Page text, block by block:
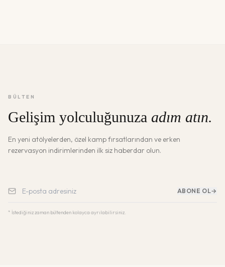
BÜLTEN
Gelişim yolculuğunuza adım atın.
En yeni atölyelerden, özel kamp fırsatlarından ve erken
rezervasyon indirimlerinden ilk siz haberdar olun.
ABONE OL→
* İstediğiniz zaman bültenden kolayca ayrılabilirsiniz.